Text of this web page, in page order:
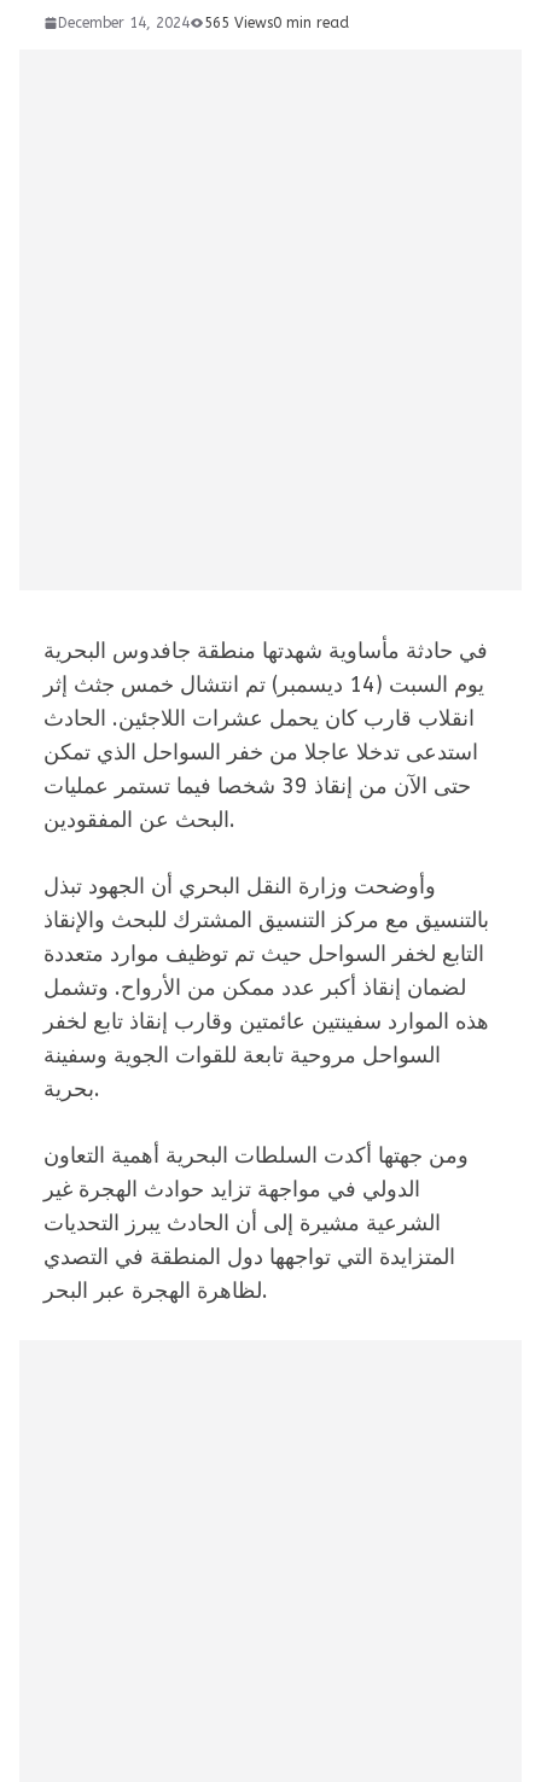
December 14, 2024 565 Views0 min read
في حادثة مأساوية شهدتها منطقة جافدوس البحرية
يوم السبت (14 ديسمبر) تم انتشال خمس جثث إثر
انقلاب قارب كان يحمل عشرات اللاجئين. الحادث
استدعى تدخلا عاجلا من خفر السواحل الذي تمكن
حتى الآن من إنقاذ 39 شخصا فيما تستمر عمليات
البحث عن المفقودين.
وأوضحت وزارة النقل البحري أن الجهود تبذل
بالتنسيق مع مركز التنسيق المشترك للبحث والإنقاذ
التابع لخفر السواحل حيث تم توظيف موارد متعددة
لضمان إنقاذ أكبر عدد ممكن من الأرواح. وتشمل
هذه الموارد سفينتين عائمتين وقارب إنقاذ تابع لخفر
السواحل مروحية تابعة للقوات الجوية وسفينة
بحرية.
ومن جهتها أكدت السلطات البحرية أهمية التعاون
الدولي في مواجهة تزايد حوادث الهجرة غير
الشرعية مشيرة إلى أن الحادث يبرز التحديات
المتزايدة التي تواجهها دول المنطقة في التصدي
لظاهرة الهجرة عبر البحر.